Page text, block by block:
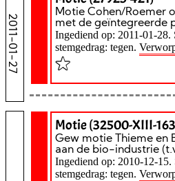
2011-01-27
Motie Cohen/Roemer
met de geïntegreerde
Ingediend op: 2011-01-28.
stemgedrag: tegen.
Motie (32500-XIII-
Gew motie Thieme en
aan de bio-industrie
Ingediend op: 2010-12-15.
stemgedrag: tegen.